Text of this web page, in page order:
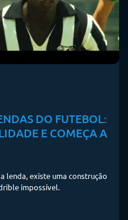
DO FUTEBOL:
E COMEÇA A
lenda, existe uma construção
impossível.